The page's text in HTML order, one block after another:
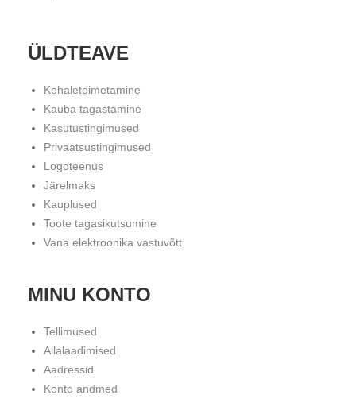
ÜLDTEAVE
Kohaletoimetamine
Kauba tagastamine
Kasutustingimused
Privaatsustingimused
Logoteenus
Järelmaks
Kauplused
Toote tagasikutsumine
Vana elektroonika vastuvõtt
MINU KONTO
Tellimused
Allalaadimised
Aadressid
Konto andmed